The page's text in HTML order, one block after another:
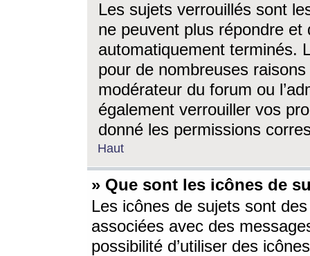
Les sujets verrouillés sont
ne peuvent plus répondre
automatiquement terminés.
pour de nombreuses
modérateur du forum ou
également verrouiller vos
donné les permissions
Haut
» Que sont les icônes de
Les icônes de sujets sont
associées avec des
possibilité d’utiliser des